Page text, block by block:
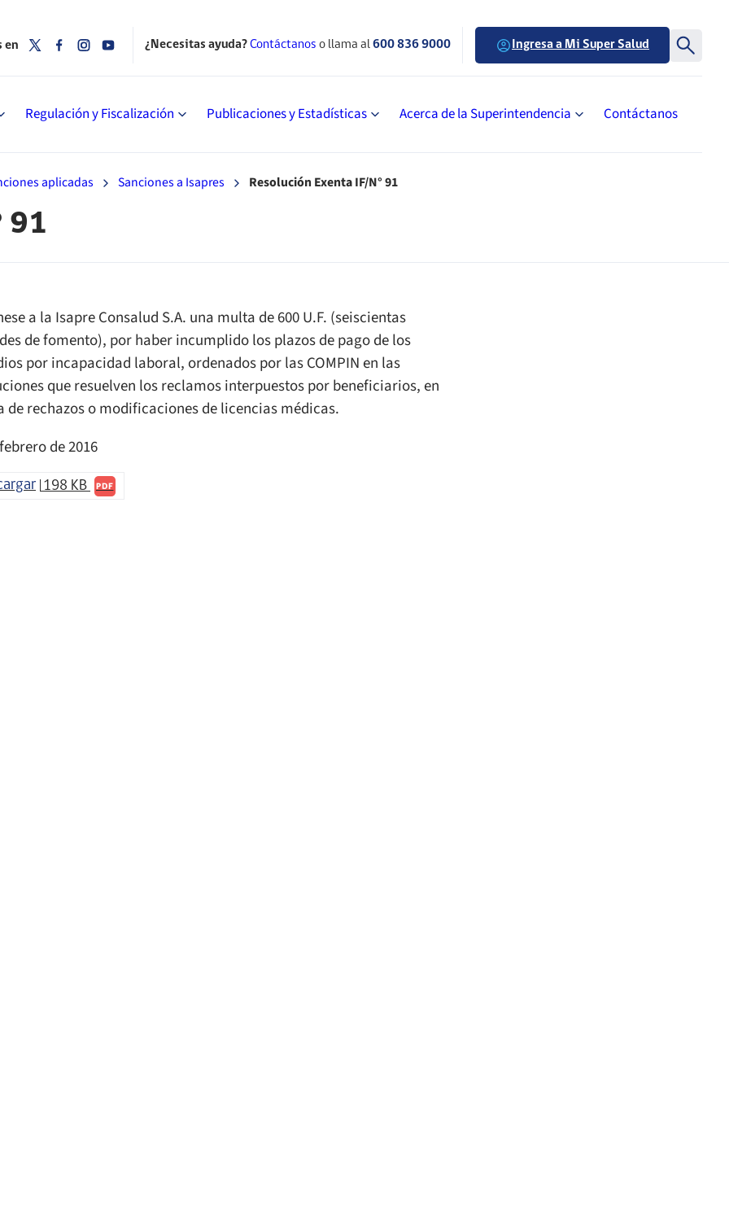
Regulación y Fiscalización Publicaciones y Estadísticas Acerca de la Superintendencia Contáctanos
en ¿Necesitas ayuda?Contáctanos o llama al600 836 9000 Ingresa a Mi Super Salud
aplicadas Sanciones a Isapres Resolución Exenta IF/N° 91
91
a la Isapre Consalud S.A. una multa de 600 U.F. (seiscientas
de fomento), por haber incumplido los plazos de pago de los
por incapacidad laboral, ordenados por las COMPIN en las
que resuelven los reclamos interpuestos por beneficiarios, en
de rechazos o modificaciones de licencias médicas.
de 2016
198 KB PDF